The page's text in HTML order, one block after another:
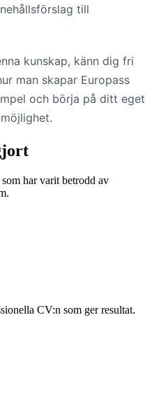
till
kunskap, känn dig fri
man skapar Europass
och börja på ditt eget
har varit betrodd av
CV:n som ger resultat.